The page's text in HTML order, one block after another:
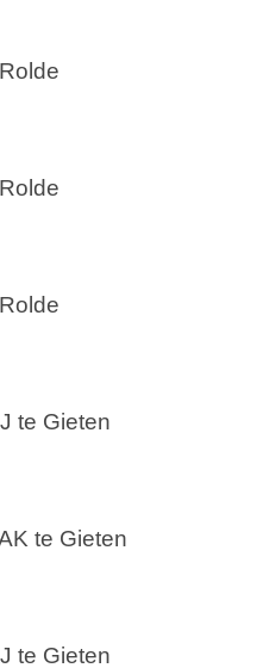
te Gieten
te Gieten
te Gieten